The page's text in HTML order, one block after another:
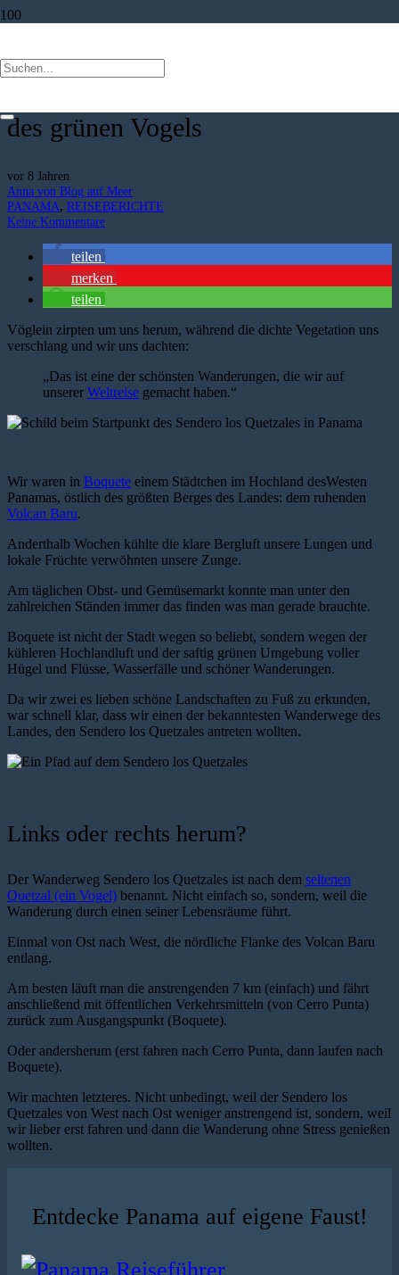
Sendero los Quetzales: durch
des grünen Vogels
vor 8 Jahren
Anna von Blog auf Meer
PANAMA, REISEBERICHTE
Keine Kommentare
teilen
merken
teilen
Vöglein zirpten um uns herum, während die dichte Vegetation uns
verschlang und wir uns dachten:
„Das ist eine der schönsten Wanderungen, die wir auf
unserer Weltreise gemacht haben.“
Wir waren in Boquete einem Städtchen im Hochland desWesten
Panamas, östlich des größten Berges des Landes: dem ruhenden
Volcan Baru.
Anderthalb Wochen kühlte die klare Bergluft unsere Lungen und
lokale Früchte verwöhnten unsere Zunge.
Am täglichen Obst- und Gemüsemarkt konnte man unter den
zahlreichen Ständen immer das finden was man gerade brauchte.
Boquete ist nicht der Stadt wegen so beliebt, sondern wegen der
kühleren Hochlandluft und der saftig grünen Umgebung voller
Hügel und Flüsse, Wasserfälle und schöner Wanderungen.
Da wir zwei es lieben schöne Landschaften zu Fuß zu erkunden,
war schnell klar, dass wir einen der bekanntesten Wanderwege des
Landes, den Sendero los Quetzales antreten wollten.
Links oder rechts herum?
Der Wanderweg Sendero los Quetzales ist nach dem seltenen
Quetzal (ein Vogel) benannt. Nicht einfach so, sondern, weil die
Wanderung durch einen seiner Lebensräume führt.
Einmal von Ost nach West, die nördliche Flanke des Volcan Baru
entlang.
Am besten läuft man die anstrengenden 7 km (einfach) und fährt
anschließend mit öffentlichen Verkehrsmitteln (von Cerro Punta)
zurück zum Ausgangspunkt (Boquete).
Oder andersherum (erst fahren nach Cerro Punta, dann laufen nach
Boquete).
Wir machten letzteres. Nicht unbedingt, weil der Sendero los
Quetzales von West nach Ost weniger anstrengend ist, sondern, weil
wir lieber erst fahren und dann die Wanderung ohne Stress genießen
wollten.
Entdecke Panama auf eigene Faust!